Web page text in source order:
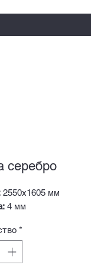
серебро
2550х1605 мм
4 мм
*